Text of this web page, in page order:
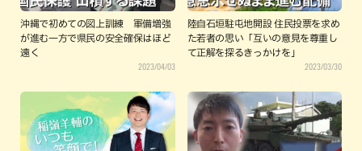
沖縄で初めての図上訓練 軍備増強
が進む一方で県民の安全確保はほど
遠く
2023/04/03
陸自石垣駐屯地開設 住民投票を求め
た若者の思い「互いの意見を尊重し
て正解を探るきっかけを」
2023/03/30